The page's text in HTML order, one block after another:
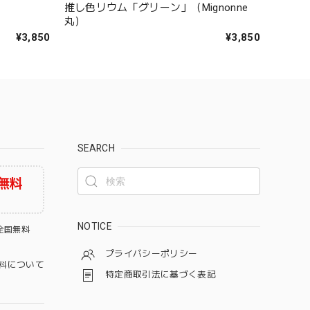
¥3,850
推し色リウム「グリーン」（Mignonne
丸）
¥3,850
料
国無料
について
SEARCH
NOTICE
プライバシーポリシー
特定商取引法に基づく表記